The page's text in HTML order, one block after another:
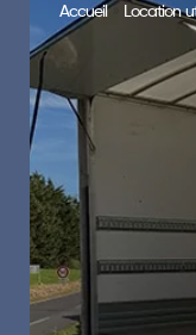
Accueil» Location